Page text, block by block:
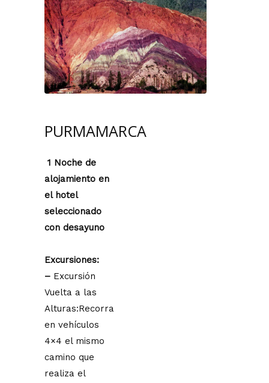
PURMAMARCA
1 Noche de
alojamiento en
el hotel
seleccionado
con desayuno
Excursiones:
– Excursión
Vuelta a las
Alturas:Recorra
en vehículos
4×4 el mismo
camino que
realiza el